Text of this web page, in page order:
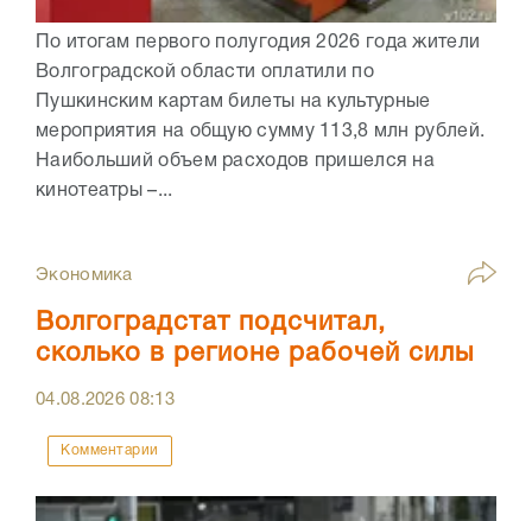
По итогам первого полугодия 2026 года жители
Волгоградской области оплатили по
Пушкинским картам билеты на культурные
мероприятия на общую сумму 113,8 млн рублей.
Наибольший объем расходов пришелся на
кинотеатры –...
Экономика
Волгоградстат подсчитал,
сколько в регионе рабочей силы
04.08.202608:13
Комментарии